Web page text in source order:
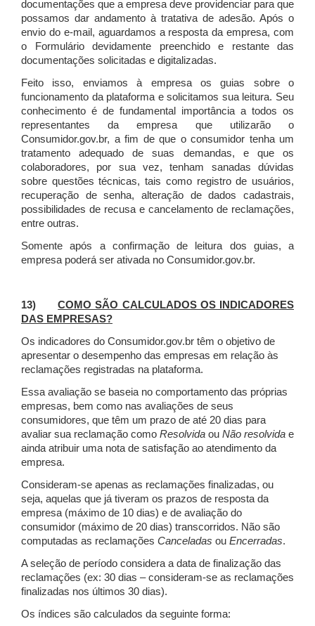
documentações que a empresa deve providenciar para que
possamos dar andamento à tratativa de adesão. Após o
envio do e-mail, aguardamos a resposta da empresa, com
o Formulário devidamente preenchido e restante das
documentações solicitadas e digitalizadas.
Feito isso, enviamos à empresa os guias sobre o
funcionamento da plataforma e solicitamos sua leitura. Seu
conhecimento é de fundamental importância a todos os
representantes da empresa que utilizarão o
Consumidor.gov.br, a fim de que o consumidor tenha um
tratamento adequado de suas demandas, e que os
colaboradores, por sua vez, tenham sanadas dúvidas
sobre questões técnicas, tais como registro de usuários,
recuperação de senha, alteração de dados cadastrais,
possibilidades de recusa e cancelamento de reclamações,
entre outras.
Somente após a confirmação de leitura dos guias, a
empresa poderá ser ativada no Consumidor.gov.br.
13)COMO SÃO CALCULADOS OS INDICADORES
DAS EMPRESAS?
Os indicadores do Consumidor.gov.br têm o objetivo de
apresentar o desempenho das empresas em relação às
reclamações registradas na plataforma.
Essa avaliação se baseia no comportamento das próprias
empresas, bem como nas avaliações de seus
consumidores, que têm um prazo de até 20 dias para
avaliar sua reclamação como Resolvida ou Não resolvida e
ainda atribuir uma nota de satisfação ao atendimento da
empresa.
Consideram-se apenas as reclamações finalizadas, ou
seja, aquelas que já tiveram os prazos de resposta da
empresa (máximo de 10 dias) e de avaliação do
consumidor (máximo de 20 dias) transcorridos. Não são
computadas as reclamações Canceladas ou Encerradas.
A seleção de período considera a data de finalização das
reclamações (ex: 30 dias – consideram-se as reclamações
finalizadas nos últimos 30 dias).
Os índices são calculados da seguinte forma: